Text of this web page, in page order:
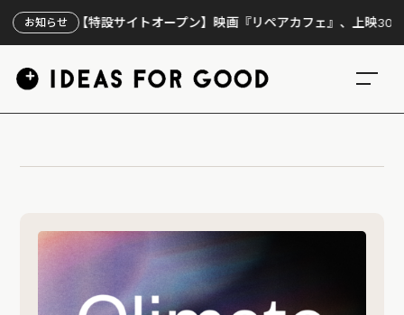
お知らせ
【特設サイトオープン】映画『リペアカフェ』、上映300回の